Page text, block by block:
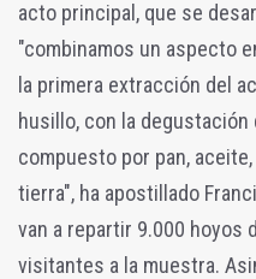
acto principal, que se
"combinamos un aspecto
la primera extracción del
husillo, con la
compuesto por pan,
tierra", ha apostillado
van a repartir 9.000 hoyos
visitantes a la muestra.